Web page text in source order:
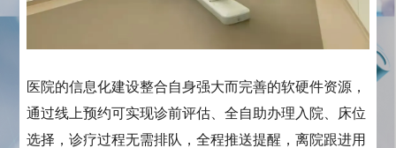
医院的信息化建设整合自身强大而完善的软硬件资源，
通过线上预约可实现诊前评估、全自助办理入院、床位
选择，诊疗过程无需排队，全程推送提醒，离院跟进用